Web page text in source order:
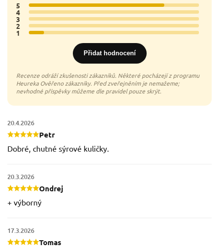
5 9x
4 0x
3 0x
2 0x
1 1x
Přidat hodnocení
Petr
20.4.2026
Dobré, chutné sýrové kuličky.
Ondrej
20.3.2026
+ výborný
Tomas
17.3.2026